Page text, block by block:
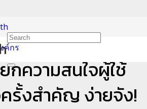
ค์กร
าที กับ Alert
กความสนใจผู้ใช้
รั้งสำคัญ ง่ายจัง!